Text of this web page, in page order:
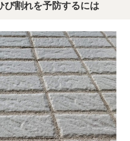
び割れを予防するには